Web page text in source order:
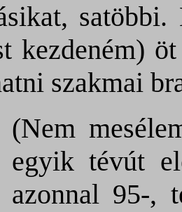
kezdeném)
szakmai
(Nem
egyik tévút
azonnal 95-,